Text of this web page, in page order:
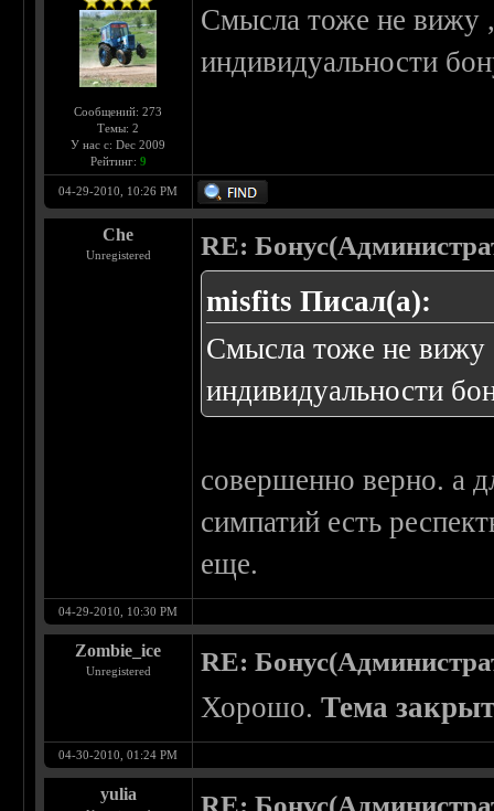
Сообщений: 273
Темы: 2
У нас с: Dec 2009
Рейтинг: 9
Смысла тоже не вижу ,
индивидуальности
04-29-2010, 10:26 PM
Che
Unregistered RE:
misfits Писал(а):
Смысла тоже не вижу
индивидуальности
совершенно верно. а
симпатий есть
еще.
04-29-2010, 10:30 PM
Zombie_ice
Unregistered RE:
Хорошо.Тема
04-30-2010, 01:24 PM
yulia RE: